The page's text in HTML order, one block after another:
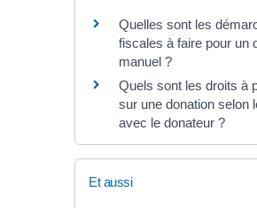
Quelles sont les
fiscales à faire pour un
manuel ?
Quels sont les droits à
sur une donation selon
avec le donateur ?
Et aussi